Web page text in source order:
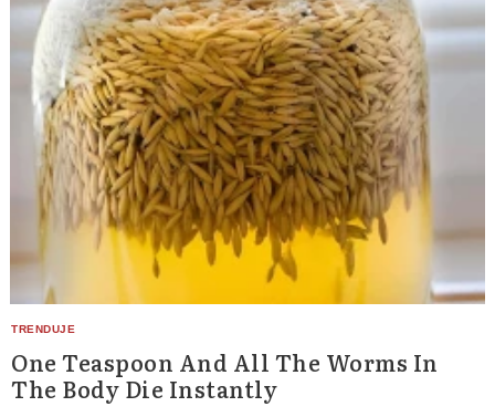
One Teaspoon And All The Worms In
The Body Die Instantly